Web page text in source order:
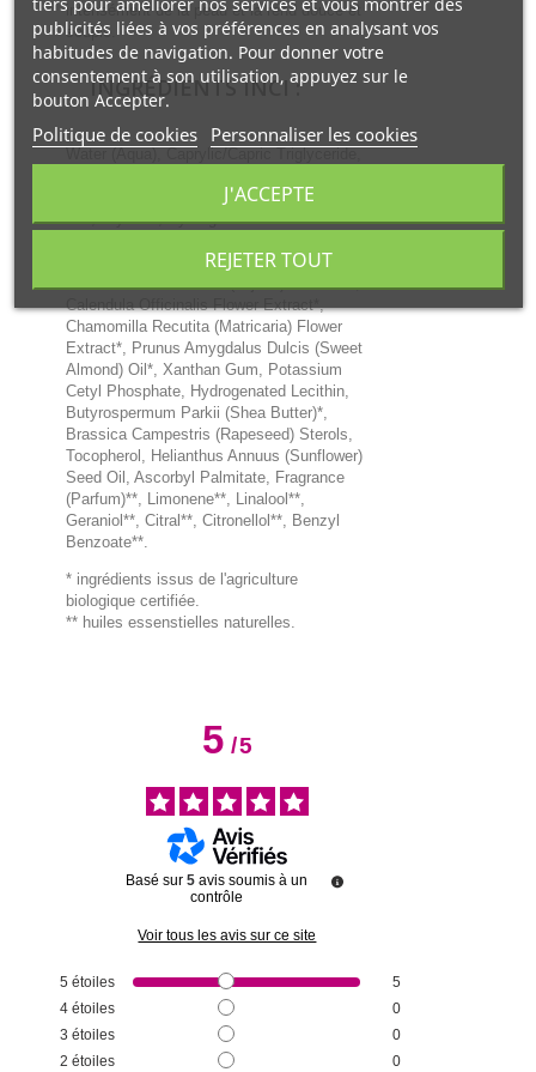
intensément de la peau et la rend douce et
souple.
INGRÉDIENTS INCI :
(Shea Butter), Glycine Soja (Soybean)
Oil*, Glycerin, Hydrogenated Palm
Annuus (Sunflower) Seed Oil*, Cellulose,
Simmondsia Chinensis (Jojoba) Seed Oil*,
Calendula Officinalis Flower Extract*,
Chamomilla Recutita (Matricaria) Flower
Extract*, Prunus Amygdalus Dulcis (Sweet
Almond) Oil*, Xanthan Gum, Potassium
Cetyl Phosphate, Hydrogenated Lecithin,
Butyrospermum Parkii (Shea Butter)*,
Brassica Campestris (Rapeseed) Sterols,
Tocopherol, Helianthus Annuus (Sunflower)
Seed Oil, Ascorbyl Palmitate, Fragrance
(Parfum)**, Limonene**, Linalool**,
Geraniol**, Citral**, Citronellol**, Benzyl
Benzoate**.
* ingrédients issus de l'agriculture
biologique certifiée.
** huiles essenstielles naturelles.
5/5
Basé sur 5 avis soumis à un
contrôle
Voir tous les avis sur ce site
5 étoiles
5
4 étoiles
0
3 étoiles
0
2 étoiles
0
publicités liées à vos préférences en analysant vos
habitudes de navigation. Pour donner votre
consentement à son utilisation, appuyez sur le
bouton Accepter.
Politique de cookies Personnaliser les cookies
REJETER TOUT
J'ACCEPTE